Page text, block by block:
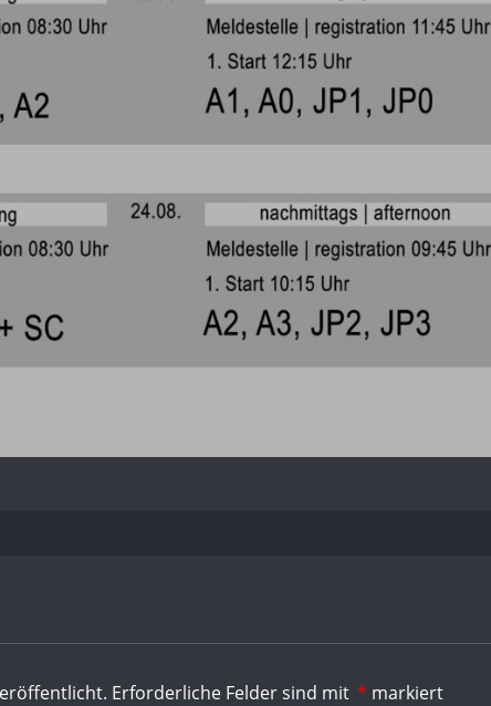
Erforderliche Felder sind mit * markiert